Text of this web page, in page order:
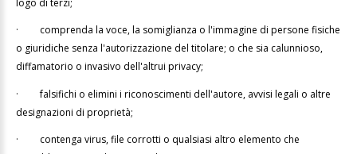
· comprenda la voce, la somiglianza o l'immagine di persone fisiche
o giuridiche senza l'autorizzazione del titolare; o che sia calunnioso,
diffamatorio o invasivo dell'altrui privacy;
·falsifichi o elimini i riconoscimenti dell'autore, avvisi legali o altre
designazioni di proprietà;
· contenga virus, file corrotti o qualsiasi altro elemento che